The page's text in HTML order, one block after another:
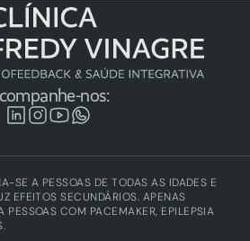
nos:
SE A PESSOAS DE TODAS AS IDADES E
EFEITOS SECUNDÁRIOS. APENAS
COM PACEMAKER, EPILEPSIA